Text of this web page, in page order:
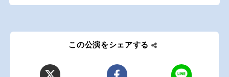
この公演をシェアする